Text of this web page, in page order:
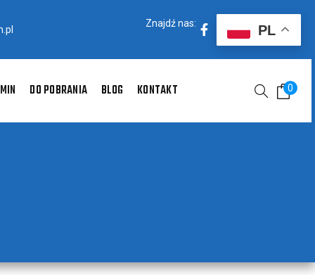
Znajdź nas:
DO POBRANIA BLOG KONTAKT 0
PL